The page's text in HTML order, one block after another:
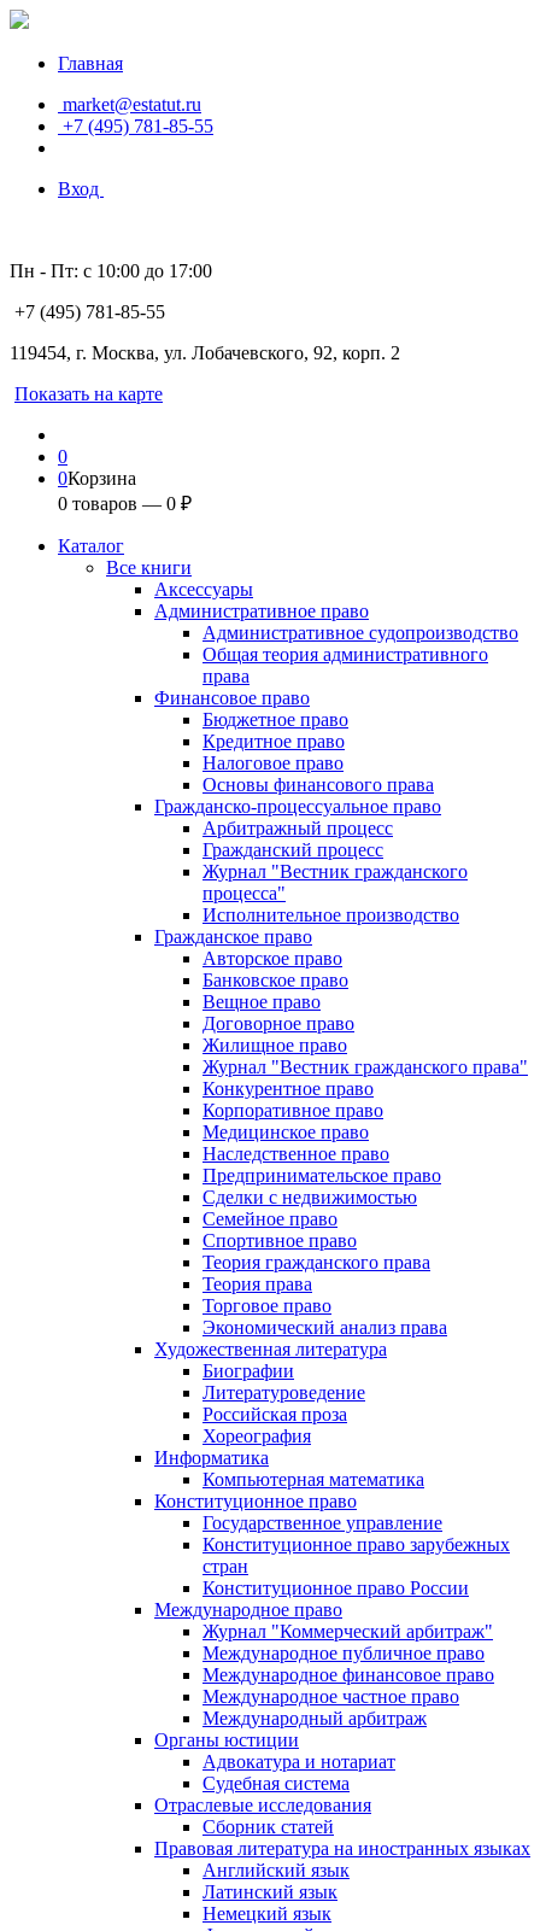
Главная
market@estatut.ru
+7 (495) 781-85-55
Вход
Пн - Пт: с 10:00 до 17:00
+7 (495) 781-85-55
119454, г. Москва, ул. Лобачевского, 92, корп. 2
Показать на карте
0
0Корзина
0 товаров — 0 ₽
Каталог
Все книги
Аксессуары
Административное право
Административное судопроизводство
Общая теория административного
права
Финансовое право
Бюджетное право
Кредитное право
Налоговое право
Основы финансового права
Гражданско-процессуальное право
Арбитражный процесс
Гражданский процесс
Журнал "Вестник гражданского
процесса"
Исполнительное производство
Гражданское право
Авторское право
Банковское право
Вещное право
Договорное право
Жилищное право
Журнал "Вестник гражданского права"
Конкурентное право
Корпоративное право
Медицинское право
Наследственное право
Предпринимательское право
Сделки с недвижимостью
Семейное право
Спортивное право
Теория гражданского права
Теория права
Торговое право
Экономический анализ права
Художественная литература
Биографии
Литературоведение
Российская проза
Хореография
Информатика
Компьютерная математика
Конституционное право
Государственное управление
Конституционное право зарубежных
стран
Конституционное право России
Международное право
Журнал "Коммерческий арбитраж"
Международное публичное право
Международное финансовое право
Международное частное право
Международный арбитраж
Органы юстиции
Адвокатура и нотариат
Судебная система
Отраслевые исследования
Сборник статей
Правовая литература на иностранных языках
Английский язык
Латинский язык
Немецкий язык